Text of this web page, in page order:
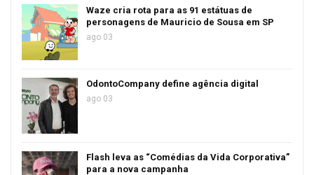
Waze cria rota para as 91 estátuas de
personagens de Mauricio de Sousa em SP
ago 03
OdontoCompany define agência digital
ago 03
Flash leva as “Comédias da Vida Corporativa”
para a nova campanha